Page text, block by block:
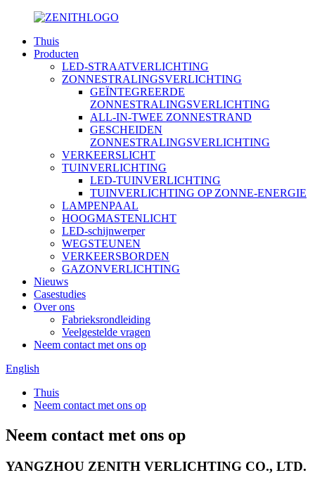
Thuis
Producten
LED-STRAATVERLICHTING
ZONNESTRALINGSVERLICHTING
GEÏNTEGREERDE
ZONNESTRALINGSVERLICHTING
ALL-IN-TWEE ZONNESTRAND
GESCHEIDEN
ZONNESTRALINGSVERLICHTING
VERKEERSLICHT
TUINVERLICHTING
LED-TUINVERLICHTING
TUINVERLICHTING OP ZONNE-ENERGIE
LAMPENPAAL
HOOGMASTENLICHT
LED-schijnwerper
WEGSTEUNEN
VERKEERSBORDEN
GAZONVERLICHTING
Nieuws
Casestudies
Over ons
Fabrieksrondleiding
Veelgestelde vragen
Neem contact met ons op
English
Thuis
Neem contact met ons op
Neem contact met ons op
YANGZHOU ZENITH VERLICHTING CO., LTD.